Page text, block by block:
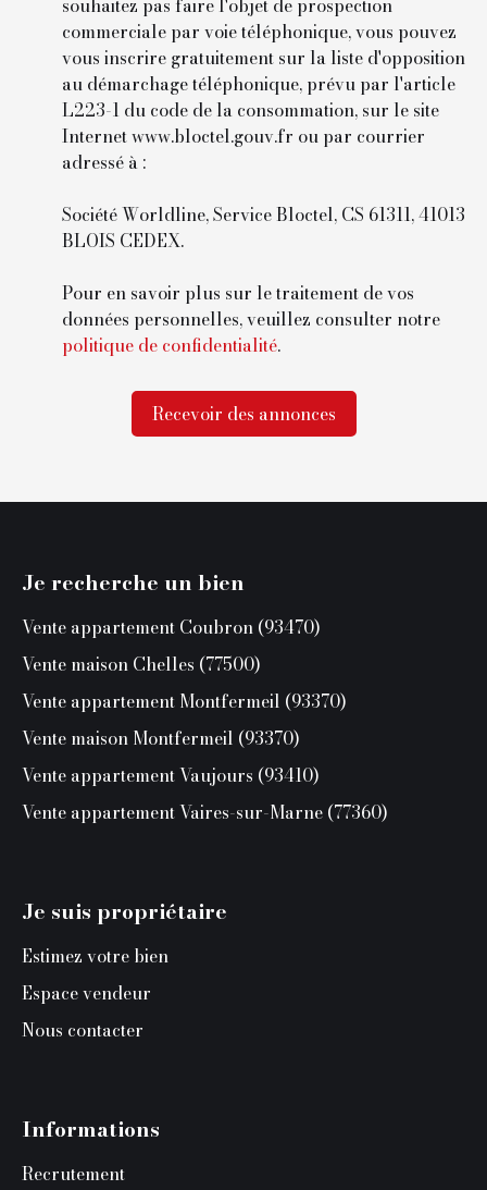
commerciale par voie téléphonique, vous pouvez
vous inscrire gratuitement sur la liste d'opposition
au démarchage téléphonique, prévu par l'article
L223-1 du code de la consommation, sur le site
Internet www.bloctel.gouv.fr ou par courrier
adressé à :
Société Worldline, Service Bloctel, CS 61311, 41013
BLOIS CEDEX.
Pour en savoir plus sur le traitement de vos
données personnelles, veuillez consulter notre
politique de confidentialité.
Recevoir des annonces
Je recherche un bien
Vente appartement Coubron (93470)
Vente maison Chelles (77500)
Vente appartement Montfermeil (93370)
Vente maison Montfermeil (93370)
Vente appartement Vaujours (93410)
Vente appartement Vaires-sur-Marne (77360)
Je suis propriétaire
Estimez votre bien
Espace vendeur
Nous contacter
Informations
Recrutement